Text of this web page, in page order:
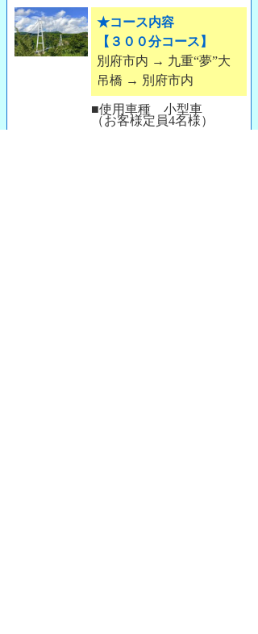
★コース内容
【３００分コース】
別府市内 → 九重“夢”大
吊橋 → 別府市内
■使用車種 小型車
（お客様定員4名様）